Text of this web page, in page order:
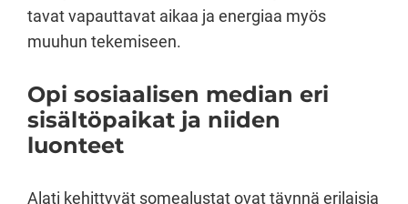
tavat vapauttavat aikaa ja energiaa myös
muuhun tekemiseen.
Opi sosiaalisen median eri
sisältöpaikat ja niiden
luonteet
Alati kehittyvät somealustat ovat täynnä erilaisia